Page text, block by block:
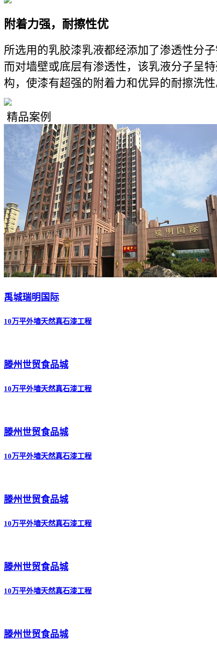
附着力强，耐擦性优
所选用的乳胶漆乳液都经添加了渗透性分
而对墙壁或底层有渗透性，该乳液分子呈
构，使漆有超强的附着力和优异的耐擦洗
精品案例
禹城瑞明国际
10万平外墙天然真石漆工程
滕州世贸食品城
10万平外墙天然真石漆工程
滕州世贸食品城
10万平外墙天然真石漆工程
滕州世贸食品城
10万平外墙天然真石漆工程
滕州世贸食品城
10万平外墙天然真石漆工程
滕州世贸食品城